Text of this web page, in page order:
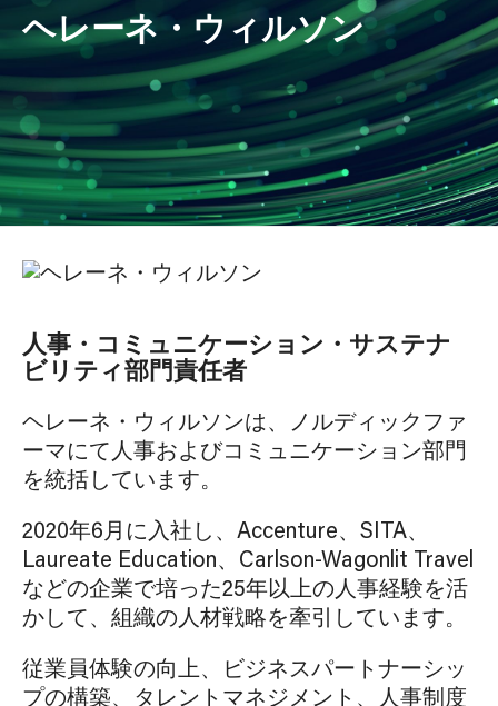
ヘレーネ・ウィルソン
人事・コミュニケーション・サステナ
ビリティ部門責任者
ヘレーネ・ウィルソンは、ノルディックファ
ーマにて人事およびコミュニケーション部門
を統括しています。
2020年6月に入社し、Accenture、SITA、
Laureate Education、Carlson-Wagonlit Travel
などの企業で培った25年以上の人事経験を活
かして、組織の人材戦略を牽引しています。
従業員体験の向上、ビジネスパートナーシッ
プの構築、タレントマネジメント、人事制度